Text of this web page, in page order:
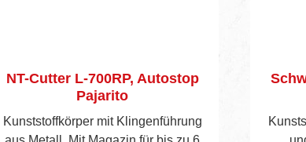
NT-Cutter L-700RP, Autostop
Pajarito
Kunststoffkörper mit Klingenführung